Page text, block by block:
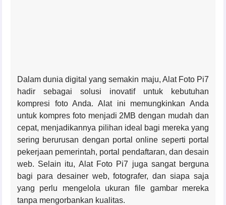
Dalam dunia digital yang semakin maju, Alat Foto Pi7
hadir sebagai solusi inovatif untuk kebutuhan
kompresi foto Anda. Alat ini memungkinkan Anda
untuk kompres foto menjadi 2MB dengan mudah dan
cepat, menjadikannya pilihan ideal bagi mereka yang
sering berurusan dengan portal online seperti portal
pekerjaan pemerintah, portal pendaftaran, dan desain
web. Selain itu, Alat Foto Pi7 juga sangat berguna
bagi para desainer web, fotografer, dan siapa saja
yang perlu mengelola ukuran file gambar mereka
tanpa mengorbankan kualitas.